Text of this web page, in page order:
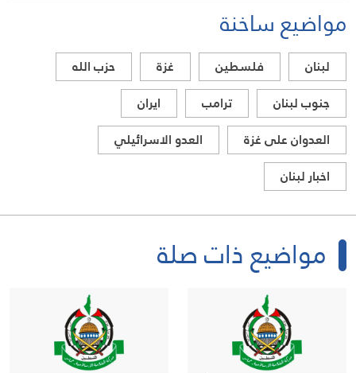
مواضيع ساخنة
لبنان فلسطين غزة
حزب الله
جنوب لبنان
ترامب
ايران
العدوان على غزة
العدو الاسرائيلي
اخبار لبنان
مواضيع ذات صلة